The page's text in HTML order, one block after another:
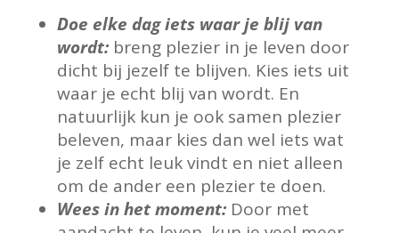
Doe elke dag iets waar je blij van
wordt: breng plezier in je leven door
dicht bij jezelf te blijven. Kies iets uit
waar je echt blij van wordt. En
natuurlijk kun je ook samen plezier
beleven, maar kies dan wel iets wat
je zelf echt leuk vindt en niet alleen
om de ander een plezier te doen.
Wees in het moment: Door met